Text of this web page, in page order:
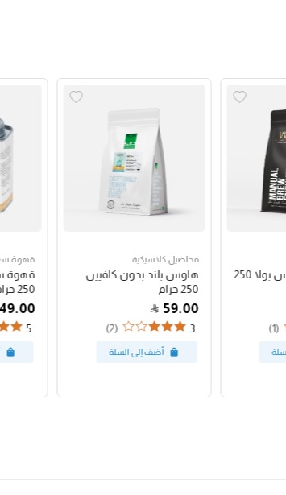
السلفادور كارلوس بولا 250
(1)
محاصيل كلاسيكية
هاوس بلند بدون كافيين
250 جرام
59.00
3
(2)
قهوة
قهوة
250 جرام
49.00
5